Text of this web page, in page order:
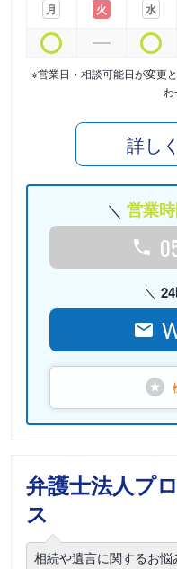
月
火
水
※営業日・相談可能日が変更
わ
詳し
営業
弁護士法人プ
ス
相続や遺言に関するお